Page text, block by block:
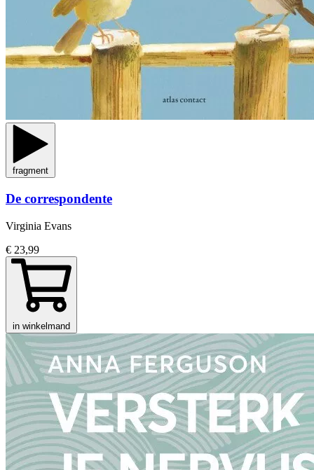
fragment
De correspondente
Virginia Evans
€ 23,99
in winkelmand